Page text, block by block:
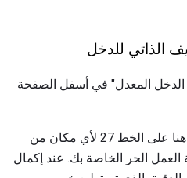
الذاتي للدخل
المعدل" في أسفل الصفحة
يمكنك المطالبة بخصم ضريبي هنا على الخط 27 لأي مكان من
ضريبة العمل الحر الخاصة بك. عند إكمال